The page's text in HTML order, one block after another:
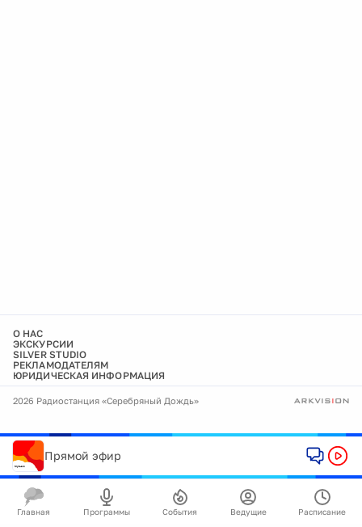
О НАС
ЭКСКУРСИИ
SILVER STUDIO
РЕКЛАМОДАТЕЛЯМ
ЮРИДИЧЕСКАЯ ИНФОРМАЦИЯ
2026 Радиостанция «Серебряный Дождь»
Прямой эфир
Главная Программы События Ведущие Расписание